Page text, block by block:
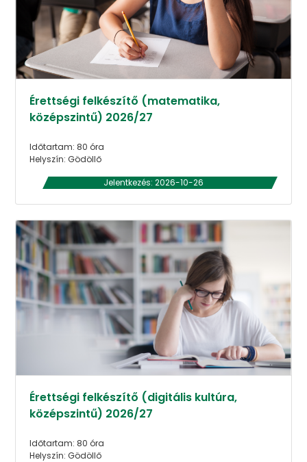
Érettségi felkészítő (matematika,
középszintű) 2026/27
Időtartam: 80 óra
Helyszín: Gödöllő
Jelentkezés: 2026-10-26
Érettségi felkészítő (digitális kultúra,
középszintű) 2026/27
Időtartam: 80 óra
Helyszín: Gödöllő